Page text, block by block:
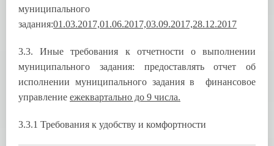
муниципального
задания:01.03.2017,01.06.2017,03.09.2017,28.12.2017
3.3. Иные требования к отчетности о выполнении
муниципального задания: предоставлять отчет об
исполнении муниципального задания в финансовое
управление ежеквартально до 9 числа.
3.3.1 Требования к удобству и комфортности